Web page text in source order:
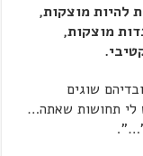
להיות מוצקות,
מוצקות,
שוגים
לי תחושות שאתה…